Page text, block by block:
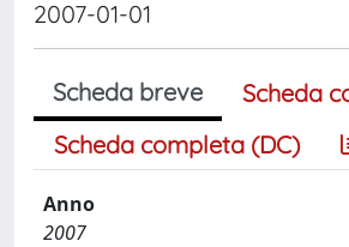
2007-01-01
Scheda breve
Scheda
Scheda completa (DC)
Anno
2007